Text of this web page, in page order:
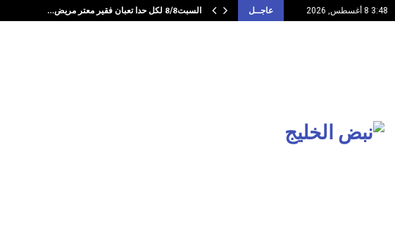
3:48 8 أغسطس, 2026 عاجــل السبت8/8 لكل حدا تعبان فقير معتر مريض…